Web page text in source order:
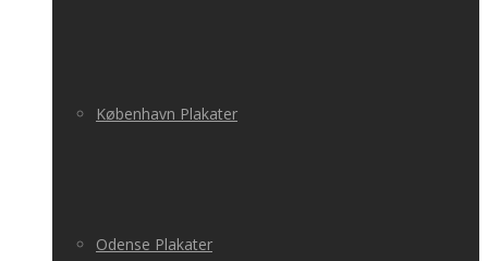
København Plakater
Odense Plakater